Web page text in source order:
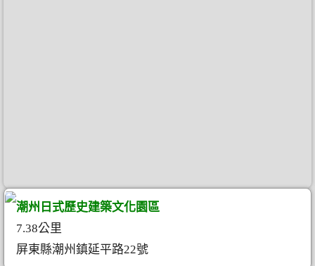
潮州日式歷史建築文化園區
7.38公里
屏東縣潮州鎮延平路22號